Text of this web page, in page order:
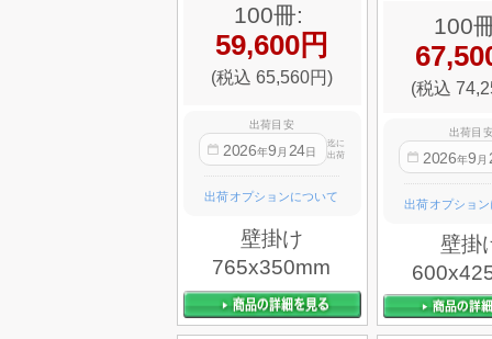
100冊:
59,600円
(税込 65,560円)
出荷目安
2026年9 月 24日
迄に
出荷
出荷オプションについて
壁掛け
765x350mm
100
(税込
出荷目
2026年9 月
出荷オプショ
壁掛